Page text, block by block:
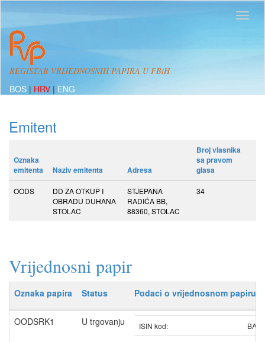
REGISTAR VRIJEDNOSNIH PAPIRA U FBiH
BOS | HRV | ENG
Emitent
Oznaka
emitenta
Naziv emitenta Adresa
Broj vlasnika
sa pravom
glasa
OODS
DD ZA OTKUP I
OBRADU DUHANA
STOLAC
STJEPANA
RADIĆA BB,
88360, STOLAC
34
Vrijednosni papir
Oznaka papira Status Podaci o vrijednosnom papiru
OODSRK1 U trgovanju ISIN kod: